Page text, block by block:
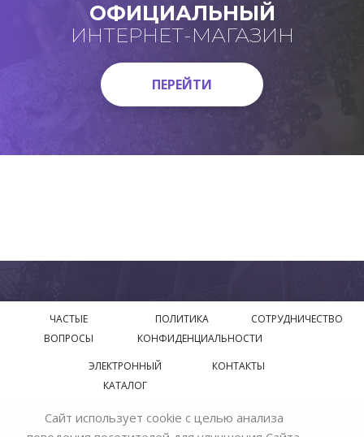
ОФИЦИАЛЬНЫЙ
ИНТЕРНЕТ-МАГАЗИН
ПЕРЕЙТИ
ПЕРЕЙТИ
ЧАСТЫЕ
ВОПРОСЫ
ПОЛИТИКА
КОНФИДЕНЦИАЛЬНОСТИ
СОТРУДНИЧЕСТВО
ЭЛЕКТРОННЫЙ
КАТАЛОГ
КОНТАКТЫ
© 2018—2026 Официальный сайт завода производителя
Сайт использует cookie с целью анализа